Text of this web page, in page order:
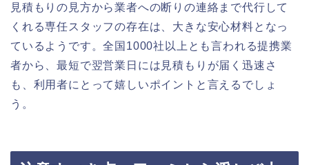
見積もりの見方から業者への断りの連絡まで代行して
くれる専任スタッフの存在は、大きな安心材料となっ
ているようです。全国1000社以上とも言われる提携業
者から、最短で翌営業日には見積もりが届く迅速さ
も、利用者にとって嬉しいポイントと言えるでしょ
う。